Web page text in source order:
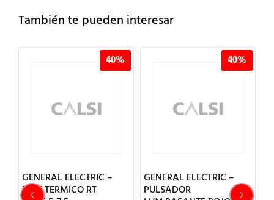
También te pueden interesar
ELECTRIC –
RT
GENERAL ELECTRIC –
PULSADOR
GENERAL
SELEC.LLAVE